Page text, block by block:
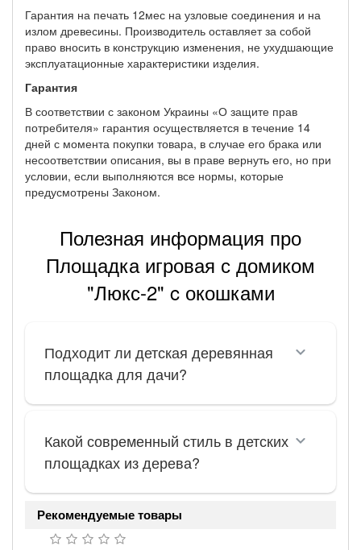
Гарантия на печать 12мес на узловые соединения и на
излом древесины. Производитель оставляет за собой
право вносить в конструкцию изменения, не ухудшающие
эксплуатационные характеристики изделия.
Гарантия
В соответствии с законом Украины «О защите прав
потребителя» гарантия осуществляется в течение 14
дней с момента покупки товара, в случае его брака или
несоответствии описания, вы в праве вернуть его, но при
условии, если выполняются все нормы, которые
предусмотрены Законом.
Полезная информация про
Площадка игровая с домиком
"Люкс-2" c окошками
Подходит ли детская деревянная
площадка для дачи?
Какой современный стиль в детских
площадках из дерева?
Рекомендуемые товары